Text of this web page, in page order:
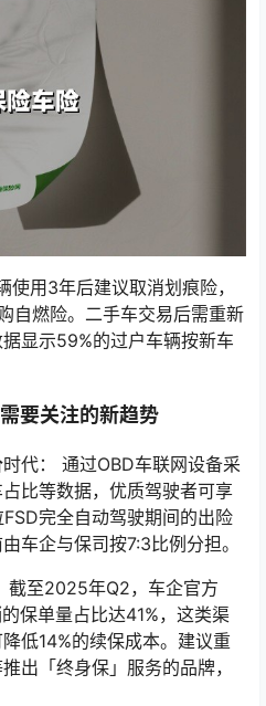
使用3年后建议取消划痕险，
自燃险。二手车交易后需重新
显示59%的过户车辆按新车
要关注的新趋势
时代： 通过OBD车联网设备采
比等数据，优质驾驶者可享
完全自动驾驶期间的出险
车企与保司按7:3比例分担。
截至2025年Q2，车企官方
保单量占比达41%，这类渠
低14%的续保成本。建议重
出「终身保」服务的品牌，